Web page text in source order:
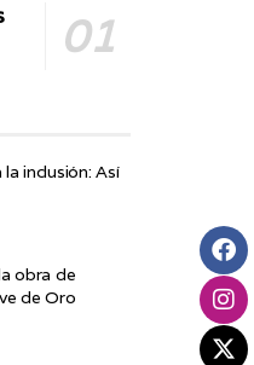
inclusión: Así
obra de
de Oro